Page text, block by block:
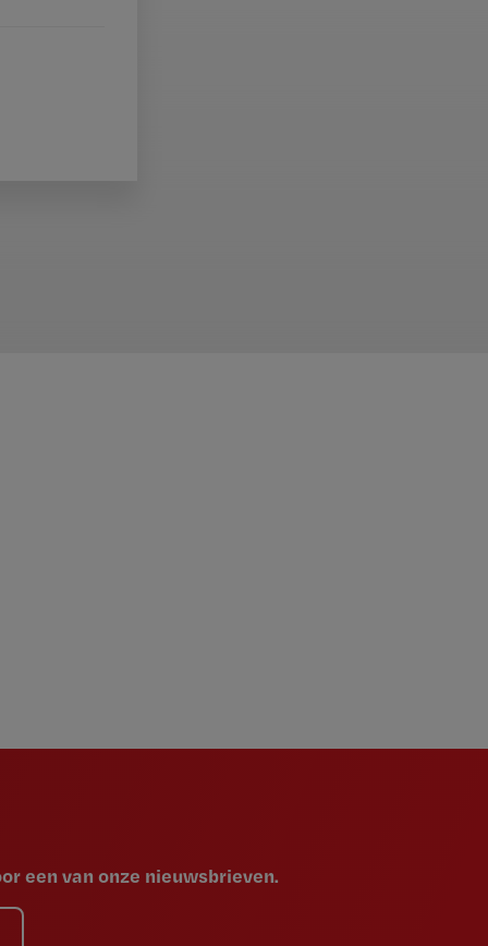
een van onze nieuwsbrieven.